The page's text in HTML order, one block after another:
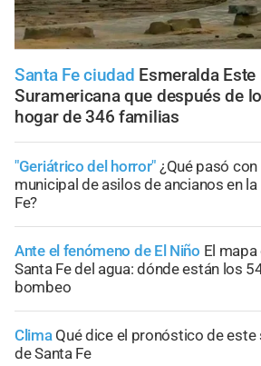
Santa Fe ciudad Esmeralda Este
Suramericana que después de
hogar de 346 familias
"Geriátrico del horror" ¿Qué pasó
municipal de asilos de ancianos en
Fe?
Ante el fenómeno de El Niño El
Santa Fe del agua: dónde están los
bombeo
Clima Qué dice el pronóstico de este
de Santa Fe